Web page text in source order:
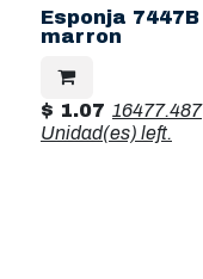
Esponja
marron
$ 1.07 16477.487
Unidad(es) left.